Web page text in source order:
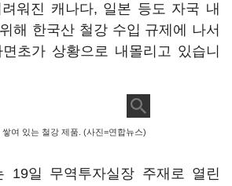
워진 캐나다, 일본 등도 자국 내
해 한국산 철강 수입 규제에 나서
초가 상황으로 내몰리고 있습니
쌓여 있는 철강 제품. (사진=연합뉴스)
19일 무역투자실장 주재로 열린